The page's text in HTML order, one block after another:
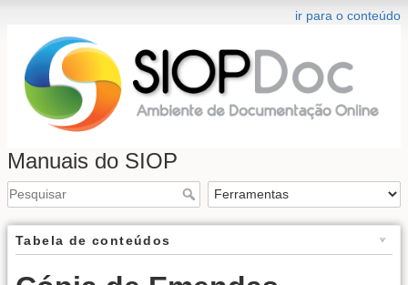
ir para o conteúdo
Manuais do SIOP
Tabela de conteúdos